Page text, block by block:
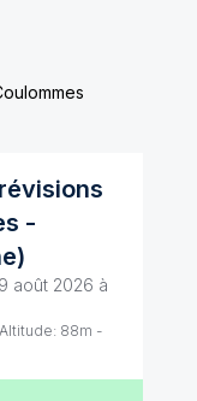
-
)
août 2026 à
88m -